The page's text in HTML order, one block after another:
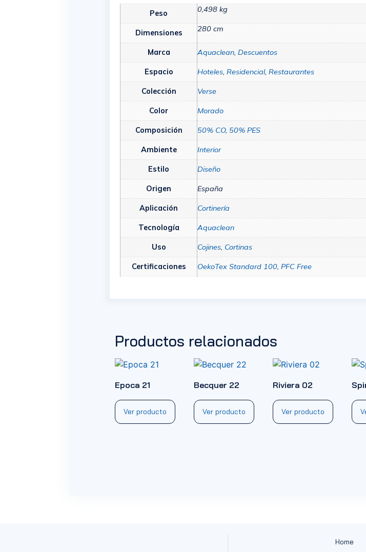
Peso 0,498 kg
Dimensiones 280 cm
Marca Aquaclean,Descuentos
Espacio Hoteles,Residencial,Restaurantes
Colección Verse
Color Morado
Composición 50% CO, 50% PES
Ambiente Interior
Estilo Diseño
Origen España
Aplicación Cortinería
Tecnología Aquaclean
Uso Cojines, Cortinas
Certificaciones OekoTex Standard 100,PFC Free
Productos relacionados
Epoca 21
Ver producto
Becquer 22
Ver producto
Riviera 02
Ver producto
Home